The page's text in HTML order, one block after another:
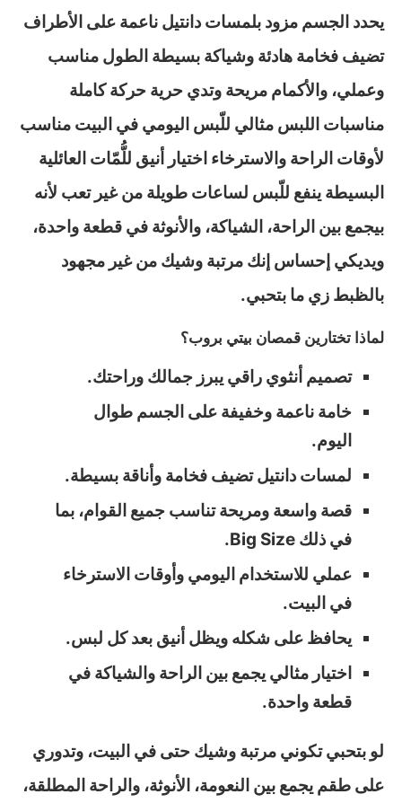
يحدد الجسم مزود بلمسات دانتيل ناعمة على الأطراف
تضيف فخامة هادئة وشياكة بسيطة الطول مناسب
وعملي، والأكمام مريحة وتدي حرية حركة كاملة
مناسبات اللبس مثالي للّبس اليومي في البيت مناسب
لأوقات الراحة والاسترخاء اختيار أنيق للُّمّات العائلية
البسيطة ينفع للّبس لساعات طويلة من غير تعب لأنه
بيجمع بين الراحة، الشياكة، والأنوثة في قطعة واحدة،
ويديكي إحساس إنك مرتبة وشيك من غير مجهود
بالظبط زي ما بتحبي.
لماذا تختارين قمصان بيتي بروب؟
تصميم أنثوي راقي يبرز جمالك وراحتك.
خامة ناعمة وخفيفة على الجسم طوال
اليوم.
لمسات دانتيل تضيف فخامة وأناقة بسيطة.
قصة واسعة ومريحة تناسب جميع القوام، بما
في ذلك Big Size.
عملي للاستخدام اليومي وأوقات الاسترخاء
في البيت.
يحافظ على شكله ويظل أنيق بعد كل لبس.
اختيار مثالي يجمع بين الراحة والشياكة في
قطعة واحدة.
لو بتحبي تكوني مرتبة وشيك حتى في البيت، وتدوري
على طقم يجمع بين النعومة، الأنوثة، والراحة المطلقة،